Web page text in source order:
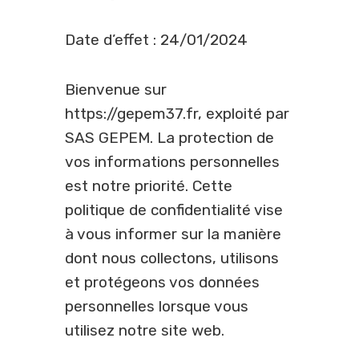
Date d’effet : 24/01/2024
Bienvenue sur
https://gepem37.fr, exploité par
SAS GEPEM. La protection de
vos informations personnelles
est notre priorité. Cette
politique de confidentialité vise
à vous informer sur la manière
dont nous collectons, utilisons
et protégeons vos données
personnelles lorsque vous
utilisez notre site web.